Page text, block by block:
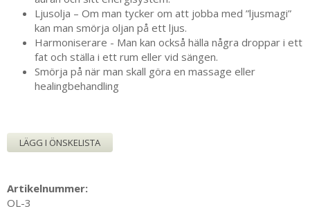
Ljusolja – Om man tycker om att jobba med ”ljusmagi”
kan man smörja oljan på ett ljus.
Harmoniserare - Man kan också hälla några droppar i ett
fat och ställa i ett rum eller vid sängen.
Smörja på när man skall göra en massage eller
healingbehandling
LÄGG I ÖNSKELISTA
Artikelnummer:
OL-3